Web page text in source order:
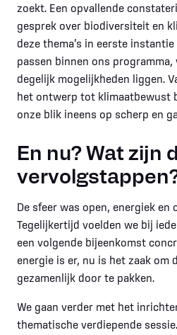
zoekt. Een opvallende
gesprek over biodiversiteit en
deze thema’s in eerste
passen binnen ons
degelijk mogelijkheden liggen.
het ontwerp tot klimaatbewust
onze blik ineens op scherp en
En nu? Wat zijn
De sfeer was open, energiek en
Tegelijkertijd voelden we bij
een volgende bijeenkomst
energie is er, nu is het zaak om
gezamenlijk door te pakken.
We gaan verder met het
thematische verdiepende